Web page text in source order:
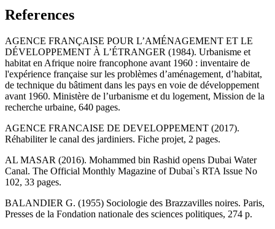
References
AGENCE FRANÇAISE POUR L’AMÉNAGEMENT ET LE
DÉVELOPPEMENT À L’ÉTRANGER (1984). Urbanisme et
habitat en Afrique noire francophone avant 1960 : inventaire de
l'expérience française sur les problèmes d’aménagement, d’habitat,
de technique du bâtiment dans les pays en voie de développement
avant 1960. Ministère de l’urbanisme et du logement, Mission de la
recherche urbaine, 640 pages.
AGENCE FRANCAISE DE DEVELOPPEMENT (2017).
Réhabiliter le canal des jardiniers. Fiche projet, 2 pages.
AL MASAR (2016). Mohammed bin Rashid opens Dubai Water
Canal. The Official Monthly Magazine of Dubai`s RTA Issue No
102, 33 pages.
BALANDIER G. (1955) Sociologie des Brazzavilles noires. Paris,
Presses de la Fondation nationale des sciences politiques, 274 p.